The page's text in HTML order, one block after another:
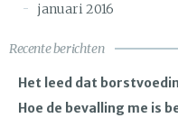
januari 2016
Recente berichten
Het leed dat
Hoe de bevalling me is